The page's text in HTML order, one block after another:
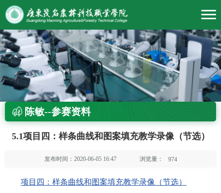
陈敏--参赛资料
5.1项目四：样条曲线和图案填充教学录像（节选）
发布时间：2020-06-05 16:47 浏览量： 974
项目四：样条曲线和图案填充教学录像（节选）